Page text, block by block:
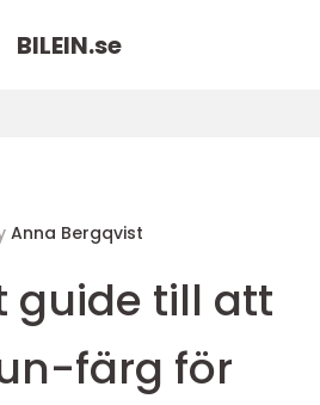
BILEIN.se
Anna Bergqvist
guide till att
färg för